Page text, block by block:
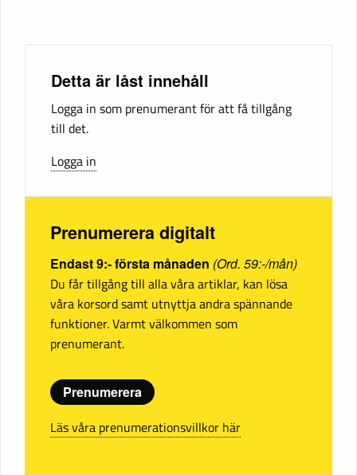
Detta är låst innehåll
Logga in som prenumerant för att få tillgång
till det.
Logga in
Prenumerera digitalt
Endast 9:- första månaden (Ord. 59:-/mån)
Du får tillgång till alla våra artiklar, kan lösa
våra korsord samt utnyttja andra spännande
funktioner. Varmt välkommen som
prenumerant.
Prenumerera
Läs våra prenumerationsvillkor här